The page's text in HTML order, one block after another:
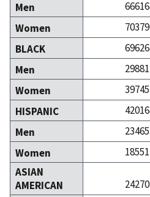
Men
66616
Women
70379
BLACK
69626
Men
29881
Women
39745
HISPANIC
42016
Men
23465
Women
18551
ASIAN
AMERICAN
24270